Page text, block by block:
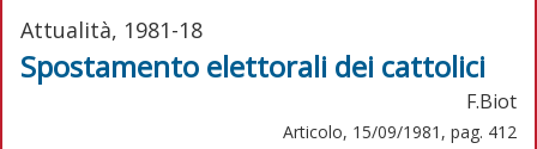
Attualità, 1981-18
Spostamento elettorali dei cattolici
F.Biot
Articolo, 15/09/1981, pag. 412